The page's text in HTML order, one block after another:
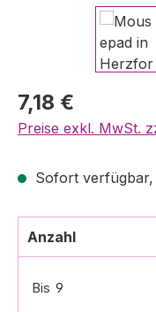
7,18 €
Preise exkl. MwSt.
Sofort verfügbar,
Anzahl
Bis 9